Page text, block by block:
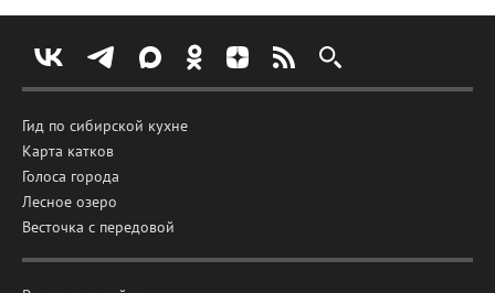
Гид по сибирской кухне
Карта катков
Голоса города
Лесное озеро
Весточка с передовой